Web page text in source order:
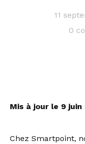
11
0
Mis à jour le 9 juin
Chez Smartpoint,